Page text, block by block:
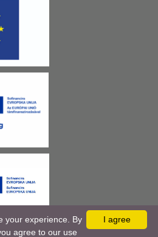
I agree
your experience. By
agree to our use